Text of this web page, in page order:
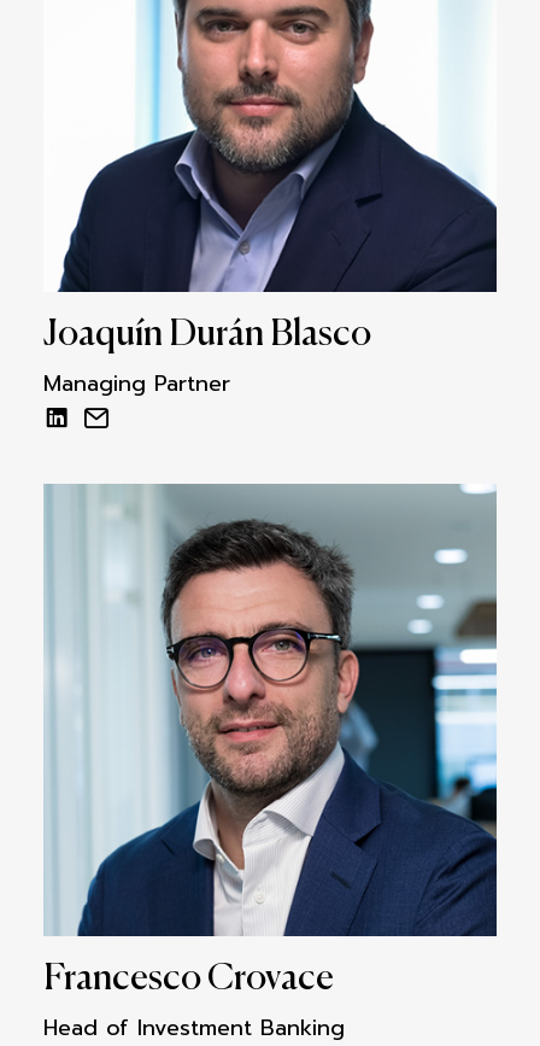
Joaquín Durán Blasco
Managing Partner
Francesco Crovace
Head of Investment Banking